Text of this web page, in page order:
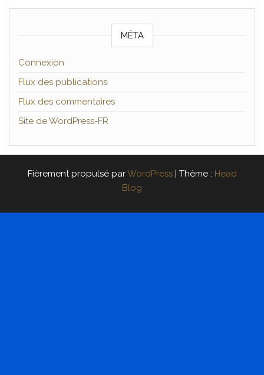
MÉTA
Connexion
Flux des publications
Flux des commentaires
Site de WordPress-FR
Fièrement propulsé parWordPress | Thème : Head
Blog